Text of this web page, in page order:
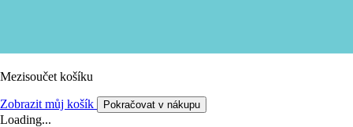
Mezisoučet košíku
Zobrazit můj košík Pokračovat v nákupu
Loading...